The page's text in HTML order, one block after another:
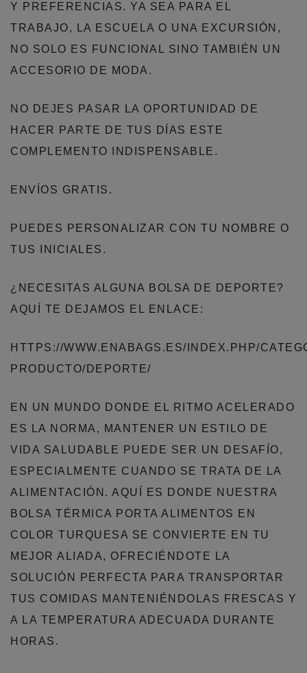
Y PREFERENCIAS. YA SEA PARA EL
TRABAJO, LA ESCUELA O UNA EXCURSIÓN,
NO SOLO ES FUNCIONAL SINO TAMBIÉN UN
ACCESORIO DE MODA.
NO DEJES PASAR LA OPORTUNIDAD DE
HACER PARTE DE TUS DÍAS ESTE
COMPLEMENTO INDISPENSABLE.
ENVÍOS GRATIS.
PUEDES PERSONALIZAR CON TU NOMBRE O
TUS INICIALES.
¿NECESITAS ALGUNA BOLSA DE DEPORTE?
AQUÍ TE DEJAMOS EL ENLACE:
HTTPS://WWW.ENABAGS.ES/INDEX.PHP/
PRODUCTO/DEPORTE/
EN UN MUNDO DONDE EL RITMO ACELERADO
ES LA NORMA, MANTENER UN ESTILO DE
VIDA SALUDABLE PUEDE SER UN DESAFÍO,
ESPECIALMENTE CUANDO SE TRATA DE LA
ALIMENTACIÓN. AQUÍ ES DONDE NUESTRA
BOLSA TÉRMICA PORTA ALIMENTOS EN
COLOR TURQUESA SE CONVIERTE EN TU
MEJOR ALIADA, OFRECIÉNDOTE LA
SOLUCIÓN PERFECTA PARA TRANSPORTAR
TUS COMIDAS MANTENIÉNDOLAS FRESCAS Y
A LA TEMPERATURA ADECUADA DURANTE
HORAS.